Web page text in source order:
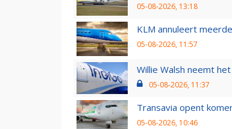
05-08-2026, 13:18
KLM annuleert
05-08-2026, 11:57
Willie Walsh neemt
05-08-2026, 11:37
Transavia opent
05-08-2026, 10:46